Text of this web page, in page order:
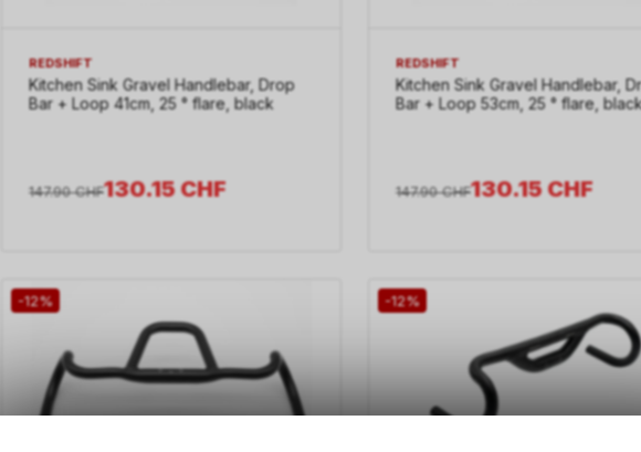
REDSHIFT
Kitchen Sink Gravel Handlebar, Drop
Bar + Loop 41cm, 25 ° flare, black
130.15CHF
147.90 CHF
REDSHIFT
Kitchen Sink Gravel Handlebar,
Bar + Loop 53cm, 25 ° flare,
130.15CHF
147.90 CHF
-12% -12%